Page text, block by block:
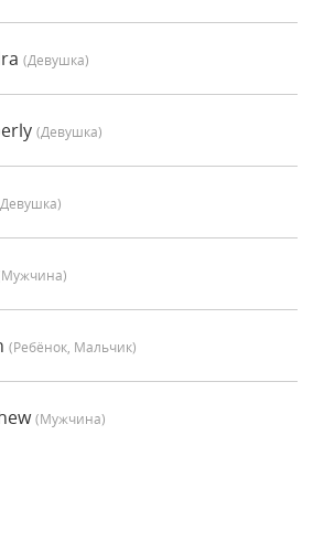
(девушка)
(девушка)
(Ребёнок, Мальчик)
(мужчина)